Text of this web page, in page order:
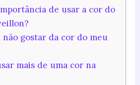
de usar a cor do
não gostar da cor do meu
mais de uma cor na